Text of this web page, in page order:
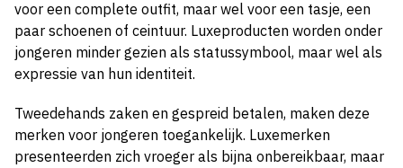
voor een complete outfit, maar wel voor een tasje, een
paar schoenen of ceintuur. Luxeproducten worden onder
jongeren minder gezien als statussymbool, maar wel als
expressie van hun identiteit.
Tweedehands zaken en gespreid betalen, maken deze
merken voor jongeren toegankelijk. Luxemerken
presenteerden zich vroeger als bijna onbereikbaar, maar